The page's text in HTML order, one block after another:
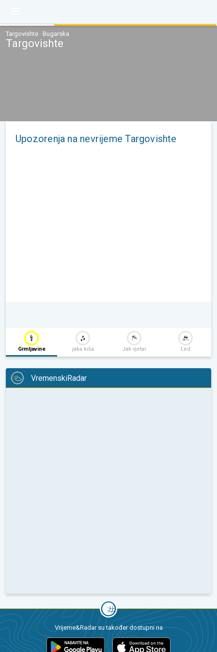
Targovishte · Bugarska
Targovishte
Upozorenja na nevrijeme Targovishte
Grmljavine jaka kiša Jak vjetar Led
VremenskiRadar
Vrijeme&Radar su također dostupni na